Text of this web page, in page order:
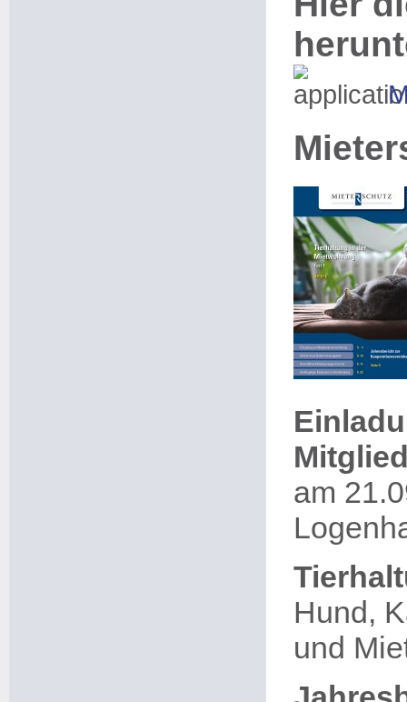
am
Hund,
und